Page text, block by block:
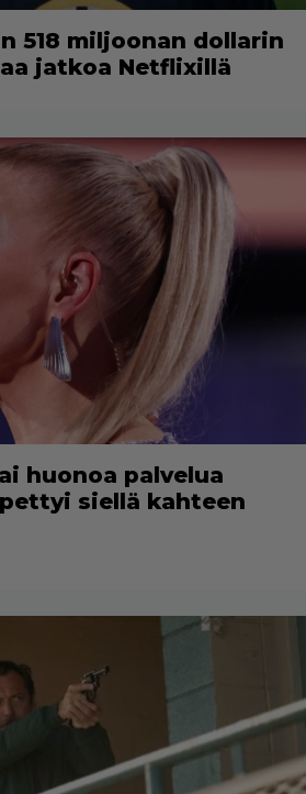
518 miljoonan dollarin
jatkoa Netflixillä
huonoa palvelua
siellä kahteen